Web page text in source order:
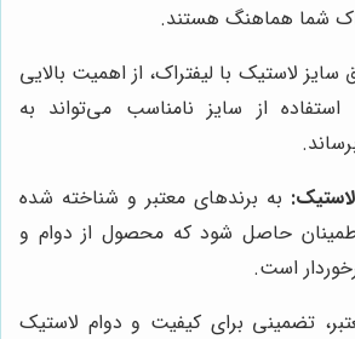
شما هماهنگ هستند.
سایز لاستیک با لیفتراک، از اهمیت بالایی
استفاده از سایز نامناسب می‌تواند به
به برندهای معتبر و شناخته شده
حاصل شود که محصول از دوام و
است.
تضمینی برای کیفیت و دوام لاستیک